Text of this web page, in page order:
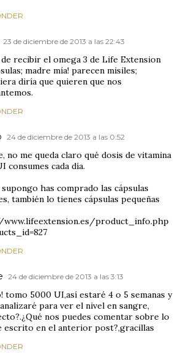
23 de diciembre de 2013 a las 22:43
de recibir el omega 3 de Life Extension
madre mía! parecen misiles;
diría que quieren que nos
24 de diciembre de 2013 a las 0:52
no me queda claro qué dosis de vitamina
consumes cada día.
has comprado las cápsulas
también lo tienes cápsulas pequeñas
product_info.php
24 de diciembre de 2013 a las 3:13
tomo 5000 UI,así estaré 4 o 5 semanas y
para ver el nivel en sangre,
nos puedes comentar sobre lo
escrito en el anterior post?,gracillas